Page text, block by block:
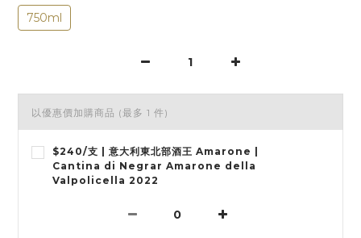
750ml
以優惠價加購商品 (最多 1 件)
$240/支 | 意大利東北部酒王 Amarone |
Cantina di Negrar Amarone della
Valpolicella 2022